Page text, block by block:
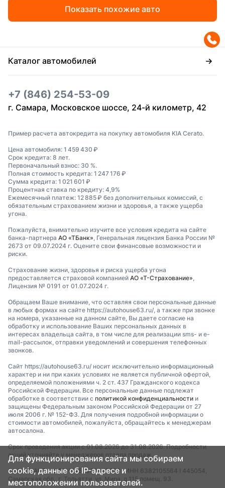
Показать похожие авто
Каталог автомобилей
+7 (846) 254-53-09
г. Самара, Московское шоссе, 24-й километр, 42
Пример расчета автокредита на покупку автомобиля KIA Cerato.
Цена автомобиля: 1 459 430 ₽
Срок кредита: 8 лет.
Первоначальный взнос: 30 %.
Полная стоимость кредита: 1 247 176 ₽
Сумма кредита: 1 021 601 ₽
Процентная ставка по кредиту: 4,9%
Ежемесячный платеж: 12 885 ₽ без дополнительных комиссий, с
обязательным страхованием жизни и здоровья, а также ущерба
угона.
Пожалуйста, внимательно изучите все условия кредита на сайте
банка-партнера АО «ТБанк» , Генеральная лицензия Банка России №
2673 от 09.07.2024 г. Оцените свои финансовые возможности и
риски.
Страхование жизни, здоровья и риска ущерба угона
предоставляется страховой компанией АО «Т-Страхование»
Лицензия № 0191 от 01.07.2024 г.
Обращаем Ваше внимание, что оставляя свои персональные данные
в любых формах на сайте https://autohouse63.ru/, а также при звонке
на номера, указанные на данном сайте, Вы даете согласие на
обработку и использование Ваших персональных данных в
интересах владельца сайта, в том числе для реализации sms- и e-
mail-рассылок, отправки уведомлений и совершения телефонных
звонков.
Сайт https://autohouse63.ru/ носит исключительно информационный
характер и ни при каких условиях не является публичной офертой,
определяемой положениями ч. 2 ст. 437 Гражданского кодекса
Российской Федерации. Все персональные данные подлежат
обработке в соответствии с политикой конфиденциальности и
защищены Федеральным законом Российской Федерации от 27
июля 2006 г. № 152-ФЗ. Для получения подробной информации о
стоимости автомобилей, пожалуйста, обращайтесь к менеджерам
автосалона.
Срок проведения акции с 01.08.2026 до 31.08.2026. Подробности
акций уточняйте у менеджеров отдела продаж.
ООО «ГРАНТ» I ОГРН 1256300007259 I ИНН 6382105564 I 445054,
Самарская обл., г. Тольятти, ул. Мира, д.115 помещ. 93.
Для функционирования сайта мы собираем
cookie, данные об IP-адресе и
местоположении пользователей.